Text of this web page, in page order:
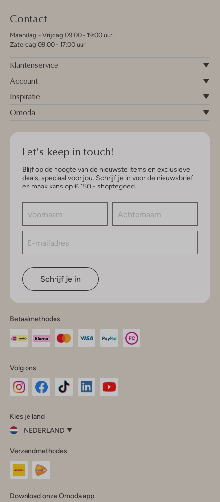
Contact
Maandag - Vrijdag 09:00 - 19:00 uur
Zaterdag 09:00 - 17:00 uur
Klantenservice
Account
Inspiratie
Omoda
Let's keep in touch!
Blijf op de hoogte van de nieuwste items en exclusieve
deals, speciaal voor jou. Schrijf je in voor de nieuwsbrief
en maak kans op € 150,- shoptegoed.
Schrijf je in
Betaalmethodes
Volg ons
InstagramFacebook
Kies je land
NEDERLAND
je
land
Nederland
Verzendmethodes
Download onze Omoda app